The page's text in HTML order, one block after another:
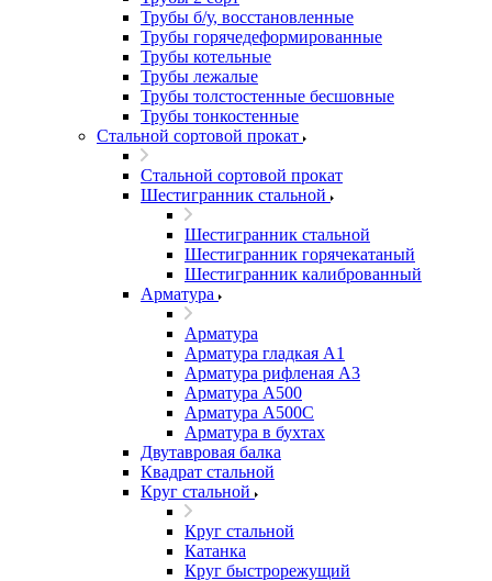
Трубы б/у, восстановленные
Трубы горячедеформированные
Трубы котельные
Трубы лежалые
Трубы толстостенные бесшовные
Трубы тонкостенные
Стальной сортовой прокат
Стальной сортовой прокат
Шестигранник стальной
Шестигранник стальной
Шестигранник горячекатаный
Шестигранник калиброванный
Арматура
Арматура
Арматура гладкая А1
Арматура рифленая А3
Арматура А500
Арматура А500С
Арматура в бухтах
Двутавровая балка
Квадрат стальной
Круг стальной
Круг стальной
Катанка
Круг быстрорежущий